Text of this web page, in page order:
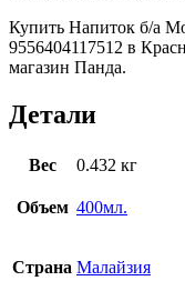
Купить Напиток б/а
9556404117512 в
магазин Панда.
Детали
Вес 0.432 кг
Объем 400мл.
Страна Малайзия